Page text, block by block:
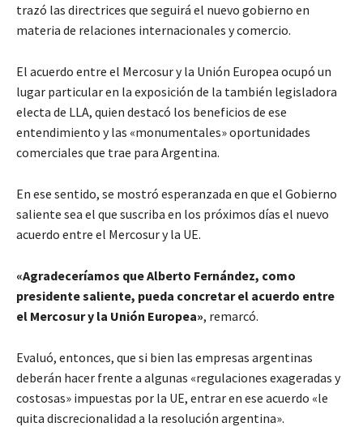
trazó las directrices que seguirá el nuevo gobierno en
materia de relaciones internacionales y comercio.
El acuerdo entre el Mercosur y la Unión Europea ocupó un
lugar particular en la exposición de la también legisladora
electa de LLA, quien destacó los beneficios de ese
entendimiento y las «monumentales» oportunidades
comerciales que trae para Argentina.
En ese sentido, se mostró esperanzada en que el Gobierno
saliente sea el que suscriba en los próximos días el nuevo
acuerdo entre el Mercosur y la UE.
«Agradeceríamos que Alberto Fernández, como
presidente saliente, pueda concretar el acuerdo entre
el Mercosur y la Unión Europea», remarcó.
Evaluó, entonces, que si bien las empresas argentinas
deberán hacer frente a algunas «regulaciones exageradas y
costosas» impuestas por la UE, entrar en ese acuerdo «le
quita discrecionalidad a la resolución argentina».